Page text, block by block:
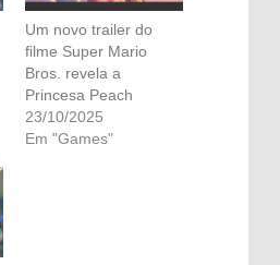
Um novo trailer do
filme Super Mario
Bros. revela a
Princesa Peach
23/10/2025
Em "Games"